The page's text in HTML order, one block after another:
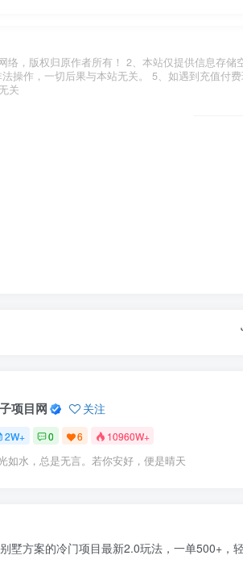
络，版权归原作者所有！ 2、本站仅提供信息存
操作，一切后果与本站无关。 5、如遇到充值付
关
项目网 关注
2W+ 0 6 10960W+
如水，总是无言。若你安好，便是晴天
别墅方案的冷门项目最新2.0玩法，一单500+，